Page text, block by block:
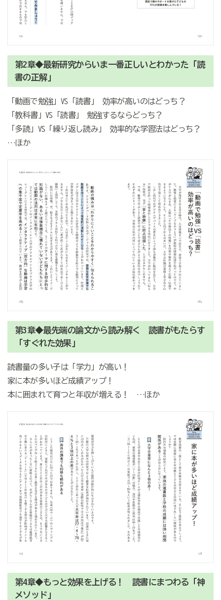
第2章◆最新研究からいま一番正しいとわかった「読
書の正解」
「動画で勉強」VS「読書」 効率が高いのはどっち？
「教科書」VS「読書」 勉強するならどっち？
「多読」VS「繰り返し読み」 効率的な学習法はどっち？
…ほか
第3章◆最先端の論文から読み解く 読書がもたらす
「すぐれた効果」
読書量の多い子は「学力」が高い！
家に本が多いほど成績アップ！
本に囲まれて育つと年収が増える！ …ほか
第4章◆もっと効果を上げる！ 読書にまつわる「神
メソッド」